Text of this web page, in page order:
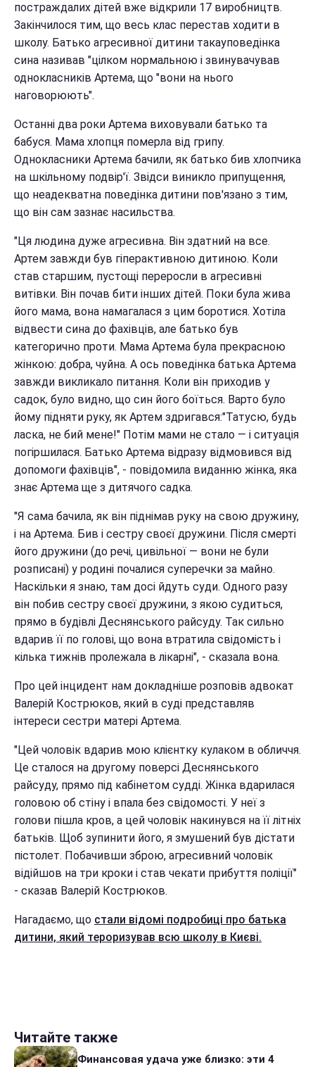
постраждалих дітей вже відкрили 17 виробництв.
Закінчилося тим, що весь клас перестав ходити в
школу. Батько агресивної дитини такауповедінка
сина називав "цілком нормальною і звинувачував
однокласників Артема, що "вони на нього
наговорюють".
Останні два роки Артема виховували батько та
бабуся. Мама хлопця померла від грипу.
Однокласники Артема бачили, як батько бив хлопчика
на шкільному подвір'ї. Звідси виникло припущення,
що неадекватна поведінка дитини пов'язано з тим,
що він сам зазнає насильства.
"Ця людина дуже агресивна. Він здатний на все.
Артем завжди був гіперактивною дитиною. Коли
став старшим, пустощі переросли в агресивні
витівки. Він почав бити інших дітей. Поки була жива
його мама, вона намагалася з цим боротися. Хотіла
відвести сина до фахівців, але батько був
категорично проти. Мама Артема була прекрасною
жінкою: добра, чуйна. А ось поведінка батька Артема
завжди викликало питання. Коли він приходив у
садок, було видно, що син його боїться. Варто було
йому підняти руку, як Артем здригався:"Татусю, будь
ласка, не бий мене!" Потім мами не стало — і ситуація
погіршилася. Батько Артема відразу відмовився від
допомоги фахівців", - повідомила виданню жінка, яка
знає Артема ще з дитячого садка.
"Я сама бачила, як він піднімав руку на свою дружину,
і на Артема. Бив і сестру своєї дружини. Після смерті
його дружини (до речі, цивільної — вони не були
розписані) у родині почалися суперечки за майно.
Наскільки я знаю, там досі йдуть суди. Одного разу
він побив сестру своєї дружини, з якою судиться,
прямо в будівлі Деснянського райсуду. Так сильно
вдарив її по голові, що вона втратила свідомість і
кілька тижнів пролежала в лікарні", - сказала вона.
Про цей інцидент нам докладніше розповів адвокат
Валерій Кострюков, який в суді представляв
інтереси сестри матері Артема.
"Цей чоловік вдарив мою клієнтку кулаком в обличчя.
Це сталося на другому поверсі Деснянського
райсуду, прямо під кабінетом судді. Жінка вдарилася
головою об стіну і впала без свідомості. У неї з
голови пішла кров, а цей чоловік накинувся на її літніх
батьків. Щоб зупинити його, я змушений був дістати
пістолет. Побачивши зброю, агресивний чоловік
відійшов на три кроки і став чекати прибуття поліції"
- сказав Валерій Кострюков.
Нагадаємо, що стали відомі подробиці про батька
дитини, який тероризував всю школу в Києві.
Читайте также
Финансовая удача уже близко: эти 4